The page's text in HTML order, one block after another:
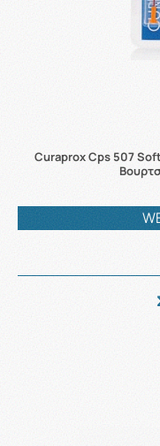
Curaprox Cps 507